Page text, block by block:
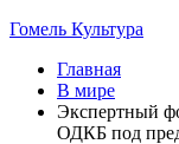
Гомель Культура
Главная
В мире
Экспертный
ОДКБ под